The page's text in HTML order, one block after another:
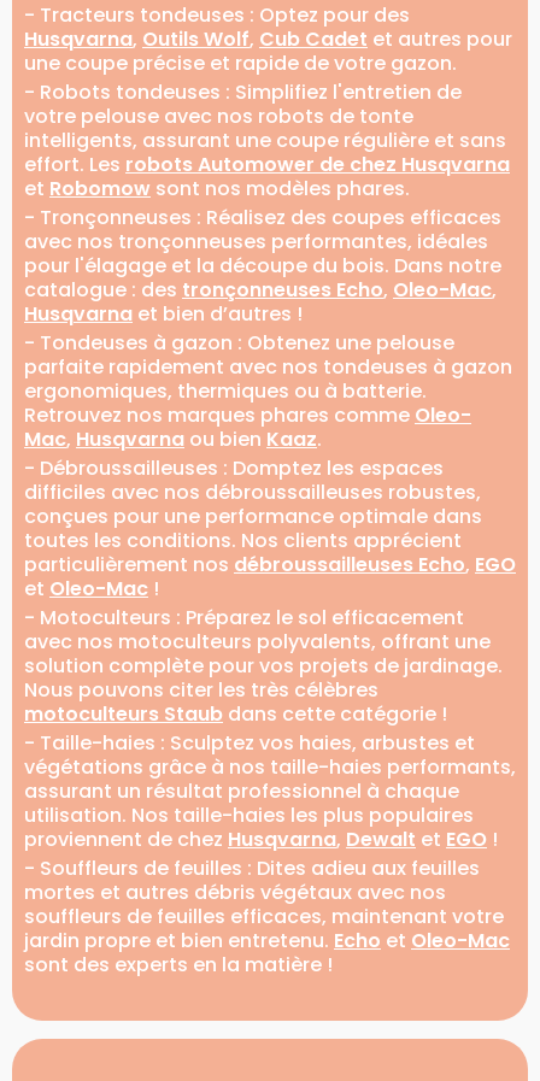
- Tracteurs tondeuses : Optez pour des
Husqvarna, Outils Wolf, Cub Cadet et autres pour
une coupe précise et rapide de votre gazon.
- Robots tondeuses : Simplifiez l'entretien de
votre pelouse avec nos robots de tonte
intelligents, assurant une coupe régulière et sans
effort. Les robots Automower de chez Husqvarna
et Robomow sont nos modèles phares.
- Tronçonneuses : Réalisez des coupes efficaces
avec nos tronçonneuses performantes, idéales
pour l'élagage et la découpe du bois. Dans notre
catalogue : des tronçonneuses Echo, Oleo-Mac,
Husqvarna et bien d’autres !
- Tondeuses à gazon : Obtenez une pelouse
parfaite rapidement avec nos tondeuses à gazon
ergonomiques, thermiques ou à batterie.
Retrouvez nos marques phares comme Oleo-
Mac, Husqvarna ou bien Kaaz.
- Débroussailleuses : Domptez les espaces
difficiles avec nos débroussailleuses robustes,
conçues pour une performance optimale dans
toutes les conditions. Nos clients apprécient
particulièrement nos débroussailleuses Echo, EGO
et Oleo-Mac !
- Motoculteurs : Préparez le sol efficacement
avec nos motoculteurs polyvalents, offrant une
solution complète pour vos projets de jardinage.
Nous pouvons citer les très célèbres
motoculteurs Staub dans cette catégorie !
- Taille-haies : Sculptez vos haies, arbustes et
végétations grâce à nos taille-haies performants,
assurant un résultat professionnel à chaque
utilisation. Nos taille-haies les plus populaires
proviennent de chez Husqvarna, Dewalt et EGO !
- Souffleurs de feuilles : Dites adieu aux feuilles
mortes et autres débris végétaux avec nos
souffleurs de feuilles efficaces, maintenant votre
jardin propre et bien entretenu. Echo et Oleo-Mac
sont des experts en la matière !